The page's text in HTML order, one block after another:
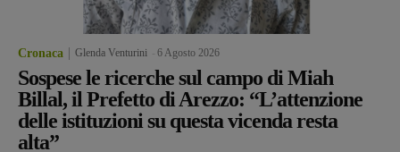
Cronaca Glenda Venturini 6 Agosto 2026
Sospese le ricerche sul campo di Miah
Billal, il Prefetto di Arezzo: “L’attenzione
delle istituzioni su questa vicenda resta
alta”